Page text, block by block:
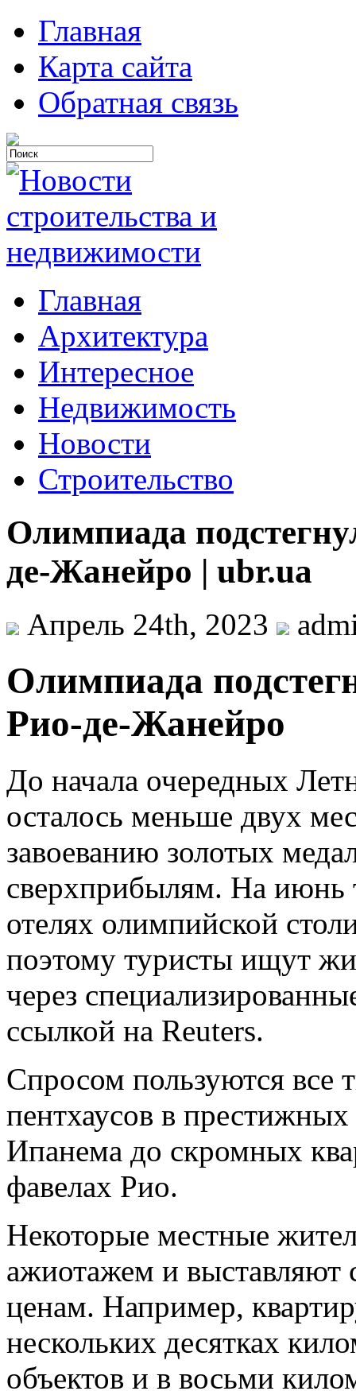
Главная
Карта сайта
Обратная связь
Главная
Архитектура
Интересное
Недвижимость
Новости
Строительство
Олимпиада
де-Жанейро | ubr.ua
Апрель 24th, 2023
Oлимпиaдa
Рио-де-Жанейро
До начала очередных
осталось меньше двух
завоеванию золотых
сверхприбылям. На июнь
отелях олимпийской
поэтому туристы ищут
через
ссылкой на Reuters.
Спросом пользуются все
пентхаусов в
Ипанема до скромных
фавелах Рио.
Некоторые местные
ажиотажем и
ценам. Например,
нескольких десятках
объектов и в восьми